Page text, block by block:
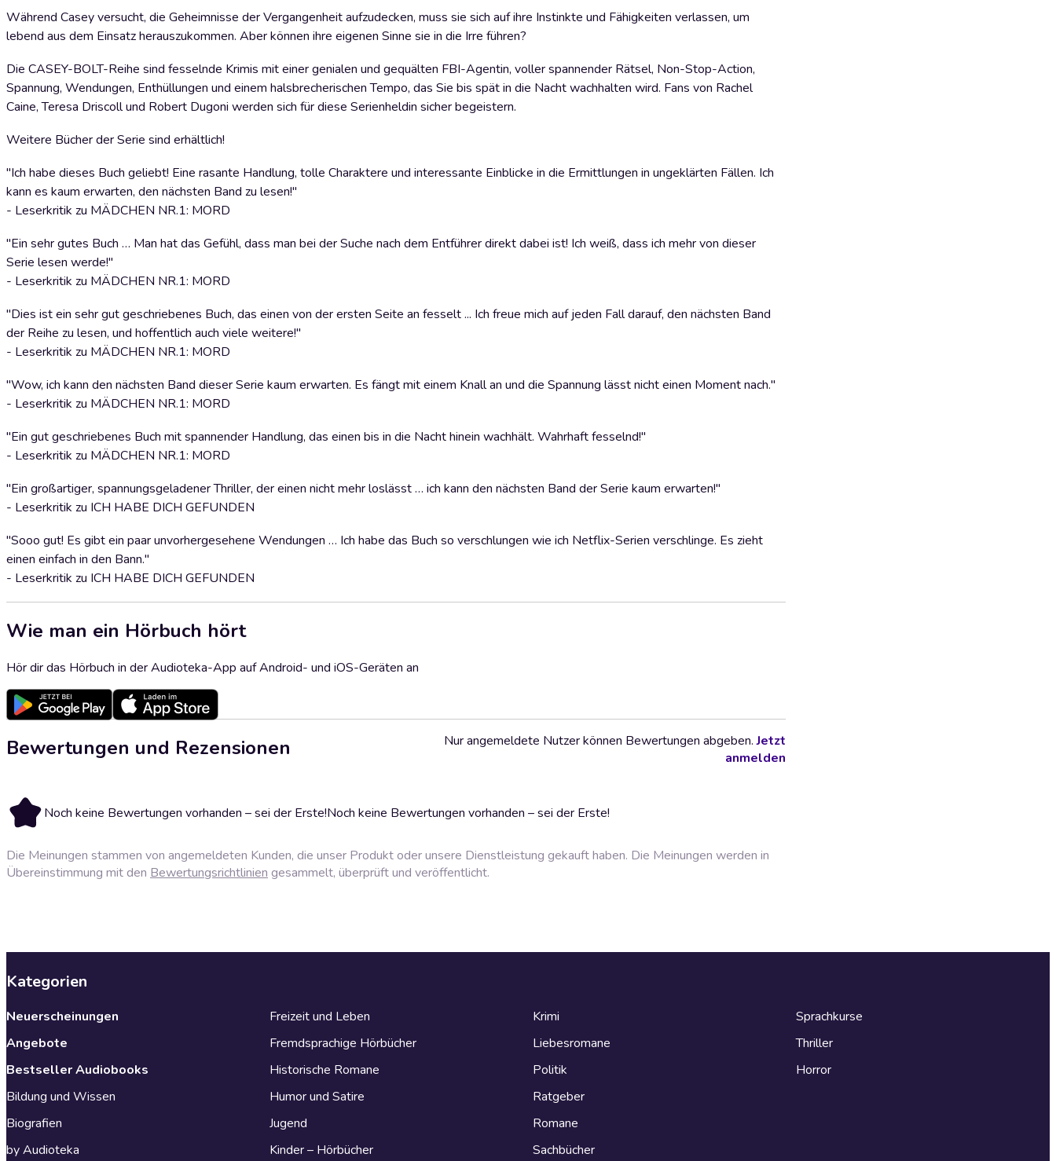
Während Casey versucht, die Geheimnisse der Vergangenheit aufzudecken, muss sie sich auf ihre Instinkte und Fähigkeiten verlassen, um
lebend aus dem Einsatz herauszukommen. Aber können ihre eigenen Sinne sie in die Irre führen?
Die CASEY-BOLT-Reihe sind fesselnde Krimis mit einer genialen und gequälten FBI-Agentin, voller spannender Rätsel, Non-Stop-Action,
Spannung, Wendungen, Enthüllungen und einem halsbrecherischen Tempo, das Sie bis spät in die Nacht wachhalten wird. Fans von Rachel
Caine, Teresa Driscoll und Robert Dugoni werden sich für diese Serienheldin sicher begeistern.
Weitere Bücher der Serie sind erhältlich!
"Ich habe dieses Buch geliebt! Eine rasante Handlung, tolle Charaktere und interessante Einblicke in die Ermittlungen in ungeklärten Fällen. Ich
kann es kaum erwarten, den nächsten Band zu lesen!"
- Leserkritik zu MÄDCHEN NR.1: MORD
"Ein sehr gutes Buch … Man hat das Gefühl, dass man bei der Suche nach dem Entführer direkt dabei ist! Ich weiß, dass ich mehr von dieser
Serie lesen werde!"
- Leserkritik zu MÄDCHEN NR.1: MORD
"Dies ist ein sehr gut geschriebenes Buch, das einen von der ersten Seite an fesselt ... Ich freue mich auf jeden Fall darauf, den nächsten Band
der Reihe zu lesen, und hoffentlich auch viele weitere!"
- Leserkritik zu MÄDCHEN NR.1: MORD
"Wow, ich kann den nächsten Band dieser Serie kaum erwarten. Es fängt mit einem Knall an und die Spannung lässt nicht einen Moment nach."
- Leserkritik zu MÄDCHEN NR.1: MORD
"Ein gut geschriebenes Buch mit spannender Handlung, das einen bis in die Nacht hinein wachhält. Wahrhaft fesselnd!"
- Leserkritik zu MÄDCHEN NR.1: MORD
"Ein großartiger, spannungsgeladener Thriller, der einen nicht mehr loslässt … ich kann den nächsten Band der Serie kaum erwarten!"
- Leserkritik zu ICH HABE DICH GEFUNDEN
"Sooo gut! Es gibt ein paar unvorhergesehene Wendungen … Ich habe das Buch so verschlungen wie ich Netflix-Serien verschlinge. Es zieht
einen einfach in den Bann."
- Leserkritik zu ICH HABE DICH GEFUNDEN
Wie man ein Hörbuch hört
Hör dir das Hörbuch in der Audioteka-App auf Android- und iOS-Geräten an
Bewertungen und Rezensionen
Noch keine Bewertungen vorhanden – sei der Erste!Noch keine Bewertungen vorhanden – sei der Erste!
Nur angemeldete Nutzer können Bewertungen abgeben.Jetzt
anmelden
Die Meinungen stammen von angemeldeten Kunden, die unser Produkt oder unsere Dienstleistung gekauft haben. Die Meinungen werden in
Übereinstimmung mit den Bewertungsrichtlinien gesammelt, überprüft und veröffentlicht.
Kategorien
Neuerscheinungen
Angebote
Bestseller Audiobooks
Bildung und Wissen
Biografien
by Audioteka
Freizeit und Leben
Fremdsprachige Hörbücher
Historische Romane
Humor und Satire
Jugend
Kinder – Hörbücher
Krimi
Liebesromane
Politik
Ratgeber
Romane
Sachbücher
Sprachkurse
Thriller
Horror